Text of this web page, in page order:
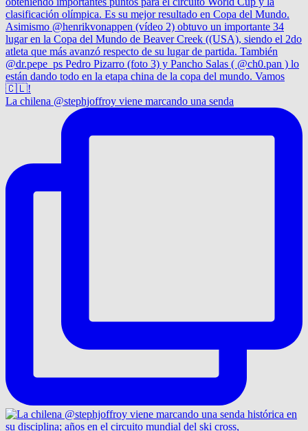
La chilena @stephjoffroy viene marcando una senda